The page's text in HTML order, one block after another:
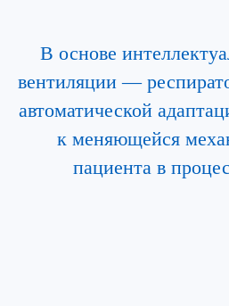
В основе
вентиляции —
автоматической
к меняющейся
пациента в